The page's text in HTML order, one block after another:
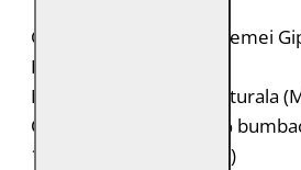
Geaca de piele pentru femei
Brand: Gipsy
Material: 100% piele naturala
Captuseala: Corp: 100%
100% poliester (reciclat)